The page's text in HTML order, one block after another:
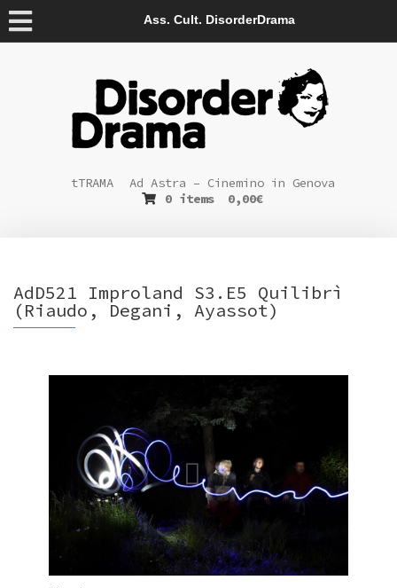
Ass. Cult. DisorderDrama
tTRAMA
Ad Astra – Cinemino in Genova
0 items
0,00€
AdD521 Improland S3.E5 Quilibrì
(Riaudo, Degani, Ayassot)